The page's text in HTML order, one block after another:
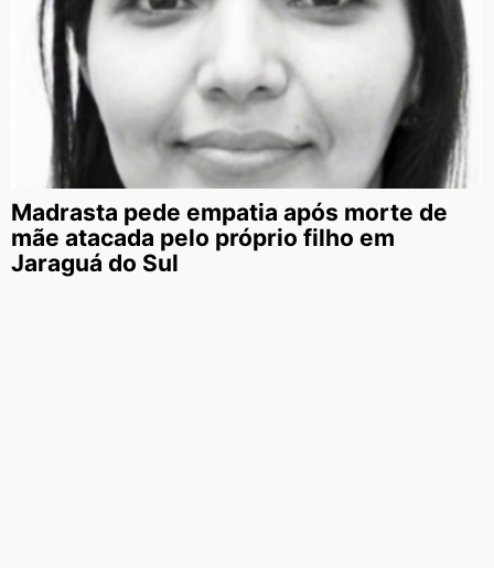
Madrasta pede empatia após morte de
mãe atacada pelo próprio filho em
Jaraguá do Sul